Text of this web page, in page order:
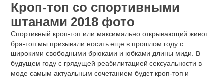
Кроп-топ со спортивными
штанами 2018 фото
Спортивный кроп-топ или максимально открывающий живот
бра-топ мы призывали носить еще в прошлом году с
широкими свободными брюками и юбками длины миди. В
будущем году с грядущей реабилитацией сексуальности в
моде самым актуальным сочетанием будет кроп-топ и